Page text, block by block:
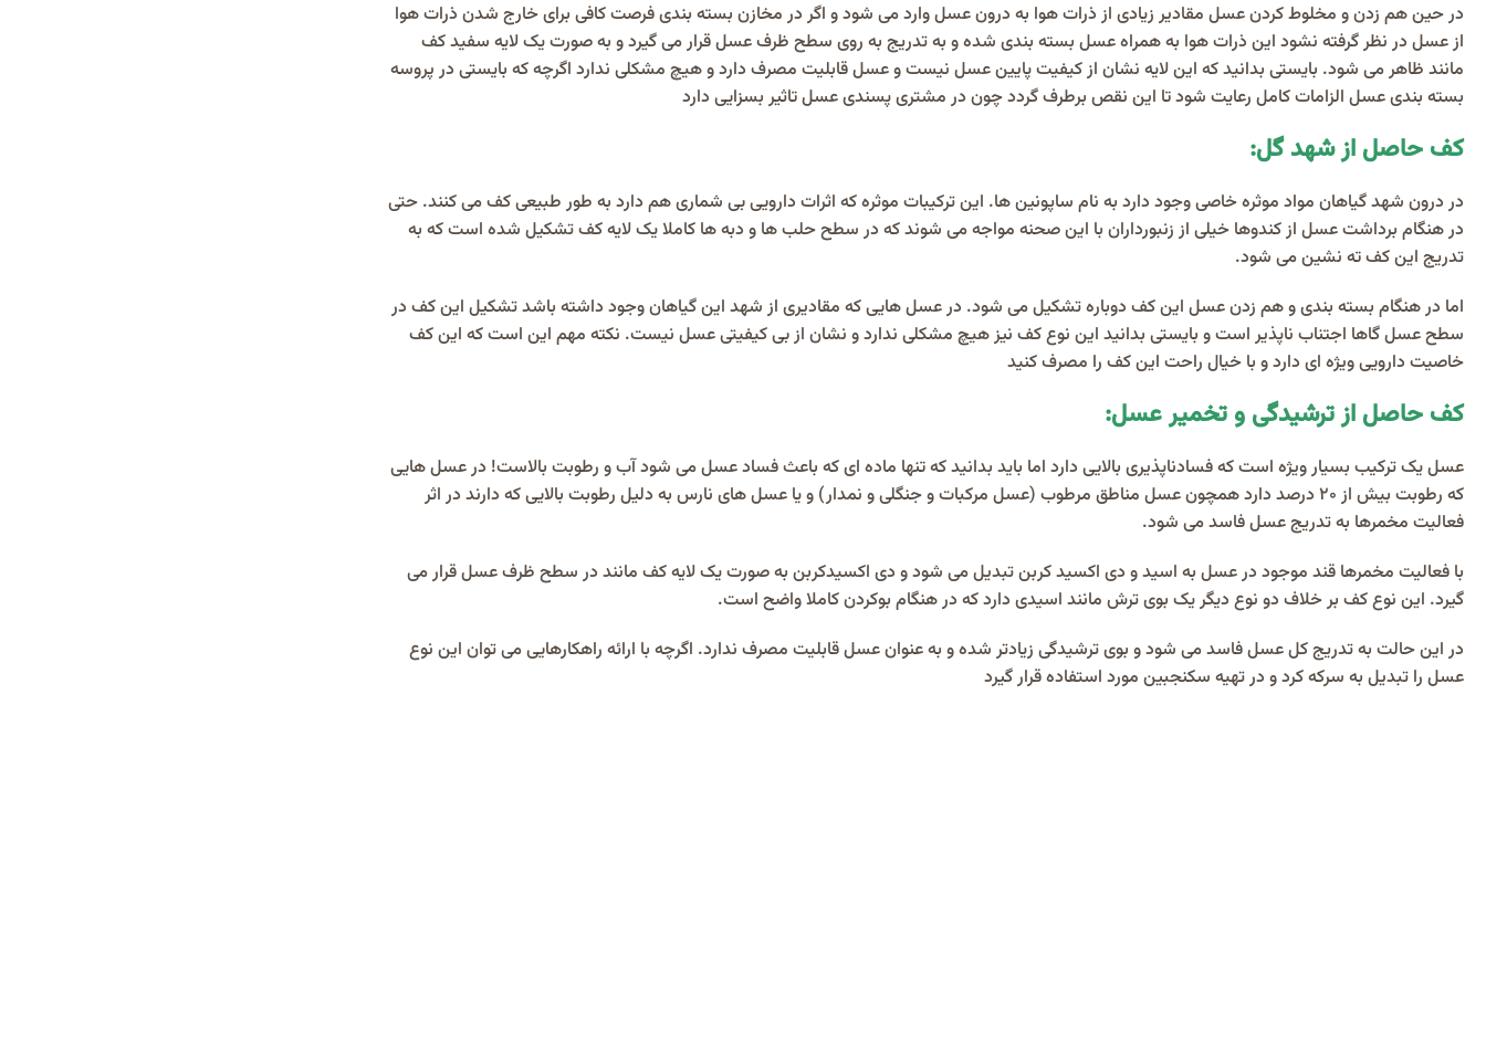
در حین هم زدن و مخلوط کردن عسل مقادیر زیادی از ذرات هوا به درون عسل وارد می شود و اگر در مخازن بسته بندی فرصت کافی برای خارج شدن ذرات هوا
از عسل در نظر گرفته نشود این ذرات هوا به همراه عسل بسته بندی شده و به تدریج به روی سطح ظرف عسل قرار می گیرد و به صورت یک لایه سفید کف
مانند ظاهر می شود. بایستی بدانید که این لایه نشان از کیفیت پایین عسل نیست و عسل قابلیت مصرف دارد و هیچ مشکلی ندارد اگرچه که بایستی در پروسه
بسته بندی عسل الزامات کامل رعایت شود تا این نقص برطرف گردد چون در مشتری پسندی عسل تاثیر بسزایی دارد
کف حاصل از شهد گل:
در درون شهد گیاهان مواد موثره خاصی وجود دارد به نام ساپونین ها. این ترکیبات موثره که اثرات دارویی بی شماری هم دارد به طور طبیعی کف می کنند. حتی
در هنگام برداشت عسل از کندوها خیلی از زنبورداران با این صحنه مواجه می شوند که در سطح حلب ها و دبه ها کاملا یک لایه کف تشکیل شده است که به
تدریج این کف ته نشین می شود.
اما در هنگام بسته بندی و هم زدن عسل این کف دوباره تشکیل می شود. در عسل هایی که مقادیری از شهد این گیاهان وجود داشته باشد تشکیل این کف در
سطح عسل گاها اجتناب ناپذیر است و بایستی بدانید این نوع کف نیز هیچ مشکلی ندارد و نشان از بی کیفیتی عسل نیست. نکته مهم این است که این کف
خاصیت دارویی ویژه ای دارد و با خیال راحت این کف را مصرف کنید
کف حاصل از ترشیدگی و تخمیر عسل:
عسل یک ترکیب بسیار ویژه است که فسادناپذیری بالایی دارد اما باید بدانید که تنها ماده ای که باعث فساد عسل می شود آب و رطوبت بالاست! در عسل هایی
که رطوبت بیش از 20 درصد دارد همچون عسل مناطق مرطوب (عسل مرکبات و جنگلی و نمدار) و یا عسل های نارس به دلیل رطوبت بالایی که دارند در اثر
فعالیت مخمرها به تدریج عسل فاسد می شود.
با فعالیت مخمرها قند موجود در عسل به اسید و دی اکسید کربن تبدیل می شود و دی اکسیدکربن به صورت یک لایه کف مانند در سطح ظرف عسل قرار می
گیرد. این نوع کف بر خلاف دو نوع دیگر یک بوی ترش مانند اسیدی دارد که در هنگام بوکردن کاملا واضح است.
در این حالت به تدریج کل عسل فاسد می شود و بوی ترشیدگی زیادتر شده و به عنوان عسل قابلیت مصرف ندارد. اگرچه با ارائه راهکارهایی می توان این نوع
عسل را تبدیل به سرکه کرد و در تهیه سکنجبین مورد استفاده قرار گیرد